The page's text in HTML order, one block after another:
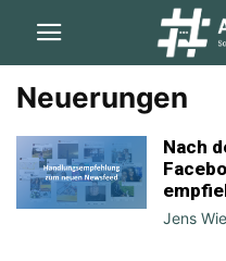
Neuerungen
Nach
Jens